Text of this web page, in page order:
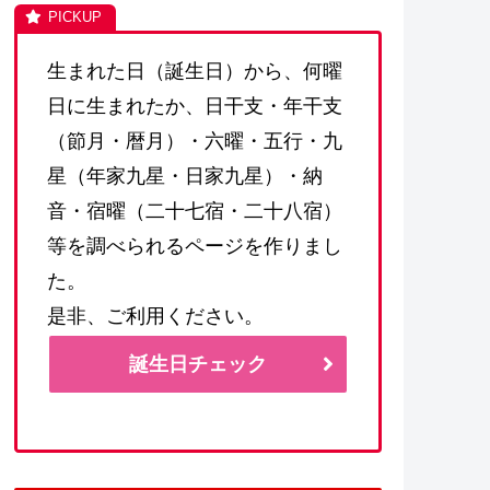
生まれた日（誕生日）から、何曜
日に生まれたか、日干支・年干支
（節月・暦月）・六曜・五行・九
星（年家九星・日家九星）・納
音・宿曜（二十七宿・二十八宿）
等を調べられるページを作りまし
た。
是非、ご利用ください。
誕生日チェック